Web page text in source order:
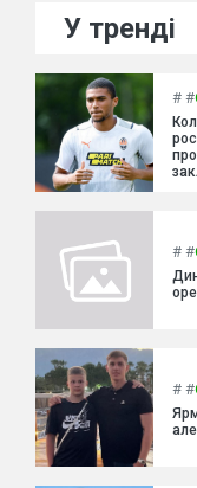
У тренді
# #
# #
# #